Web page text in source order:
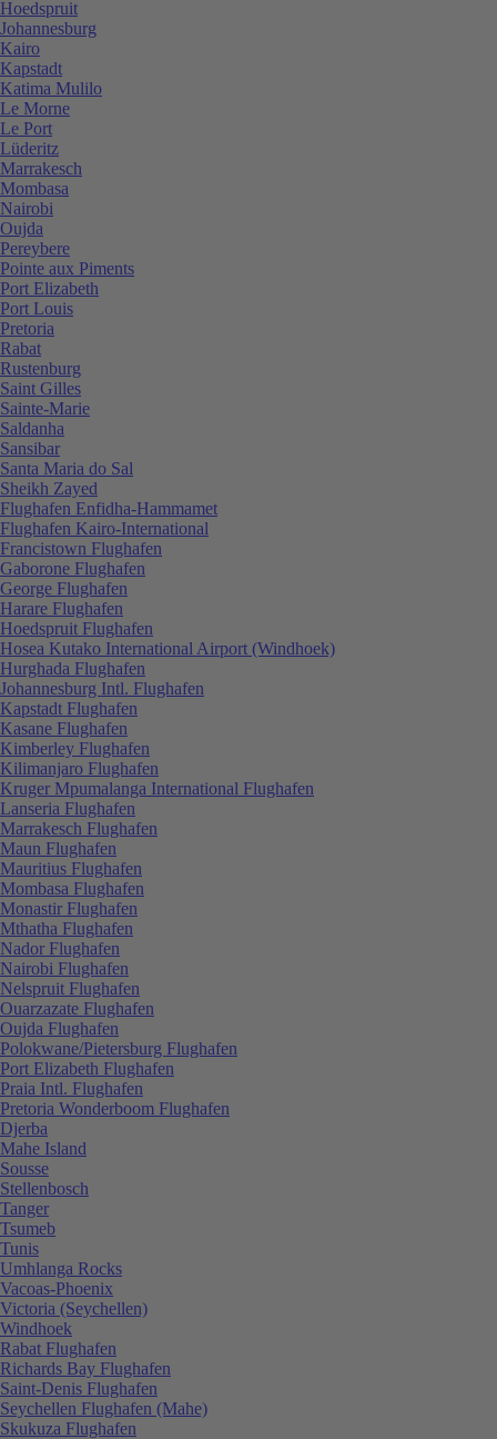
Hoedspruit
Johannesburg
Kairo
Kapstadt
Katima Mulilo
Le Morne
Le Port
Lüderitz
Marrakesch
Mombasa
Nairobi
Oujda
Pereybere
Pointe aux Piments
Port Elizabeth
Port Louis
Pretoria
Rabat
Rustenburg
Saint Gilles
Sainte-Marie
Saldanha
Sansibar
Santa Maria do Sal
Sheikh Zayed
Flughafen Enfidha-Hammamet
Flughafen Kairo-International
Francistown Flughafen
Gaborone Flughafen
George Flughafen
Harare Flughafen
Hoedspruit Flughafen
Hosea Kutako International Airport (Windhoek)
Hurghada Flughafen
Johannesburg Intl. Flughafen
Kapstadt Flughafen
Kasane Flughafen
Kimberley Flughafen
Kilimanjaro Flughafen
Kruger Mpumalanga International Flughafen
Lanseria Flughafen
Marrakesch Flughafen
Maun Flughafen
Mauritius Flughafen
Mombasa Flughafen
Monastir Flughafen
Mthatha Flughafen
Nador Flughafen
Nairobi Flughafen
Nelspruit Flughafen
Ouarzazate Flughafen
Oujda Flughafen
Polokwane/Pietersburg Flughafen
Port Elizabeth Flughafen
Praia Intl. Flughafen
Pretoria Wonderboom Flughafen
Djerba
Mahe Island
Sousse
Stellenbosch
Tanger
Tsumeb
Tunis
Umhlanga Rocks
Vacoas-Phoenix
Victoria (Seychellen)
Windhoek
Rabat Flughafen
Richards Bay Flughafen
Saint-Denis Flughafen
Seychellen Flughafen (Mahe)
Skukuza Flughafen